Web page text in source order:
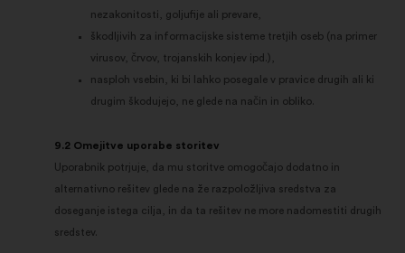
nezakonitosti, goljufije ali prevare,
škodljivih za informacijske sisteme tretjih oseb (na primer
virusov, črvov, trojanskih konjev ipd.),
nasploh vsebin, ki bi lahko posegale v pravice drugih ali ki
drugim škodujejo, ne glede na način in obliko.
9.2 Omejitve uporabe storitev
Uporabnik potrjuje, da mu storitve omogočajo dodatno in
alternativno rešitev glede na že razpoložljiva sredstva za
doseganje istega cilja, in da ta rešitev ne more nadomestiti drugih
sredstev.